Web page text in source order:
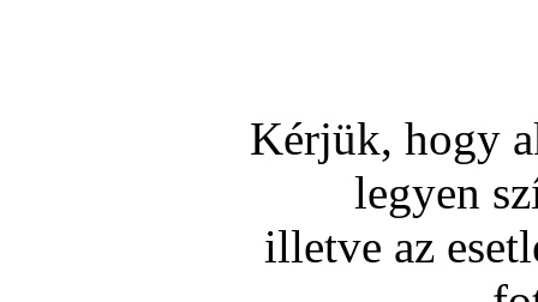
Kérjük, hogy
legyen
illetve az